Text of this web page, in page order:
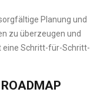
Planung und
zu überzeugen und
eine Schritt-für-Schritt-